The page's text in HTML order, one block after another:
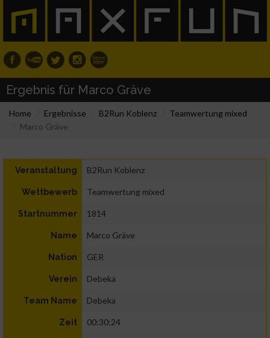
Ergebnis für Marco Gräve
Home Ergebnisse B2Run Koblenz
Teamwertung mixed
Marco Gräve
Veranstaltung B2Run Koblenz
Wettbewerb Teamwertung mixed
Startnummer 1814
Name Marco Gräve
Nation GER
Verein Debeka
Team Name Debeka
Zeit 00:30:24